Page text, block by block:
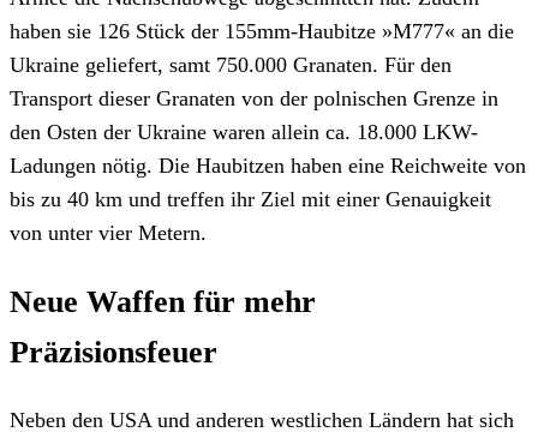
haben sie 126 Stück der 155mm-Haubitze »M777« an die
Ukraine geliefert, samt 750.000 Granaten. Für den
Transport dieser Granaten von der polnischen Grenze in
den Osten der Ukraine waren allein ca. 18.000 LKW-
Ladungen nötig. Die Haubitzen haben eine Reichweite von
bis zu 40 km und treffen ihr Ziel mit einer Genauigkeit
von unter vier Metern.
Neue Waffen für mehr
Präzisionsfeuer
Neben den USA und anderen westlichen Ländern hat sich